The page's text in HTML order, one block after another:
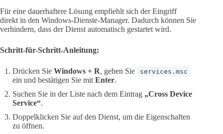
Für eine dauerhaftere Lösung empfiehlt sich der Eingriff
direkt in den Windows-Dienste-Manager. Dadurch können Sie
verhindern, dass der Dienst automatisch gestartet wird.
Schritt-für-Schritt-Anleitung:
Drücken Sie Windows + R, geben Sie services.msc
ein und bestätigen Sie mit Enter.
Suchen Sie in der Liste nach dem Eintrag „Cross Device
Service“.
Doppelklicken Sie auf den Dienst, um die Eigenschaften
zu öffnen.